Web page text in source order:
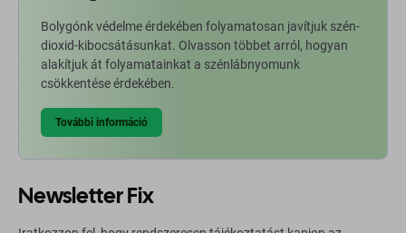
Bolygónk védelme érdekében folyamatosan javítjuk szén-
dioxid-kibocsátásunkat. Olvasson többet arról, hogyan
alakítjuk át folyamatainkat a szénlábnyomunk
csökkentése érdekében.
További információ
Newsletter Fix